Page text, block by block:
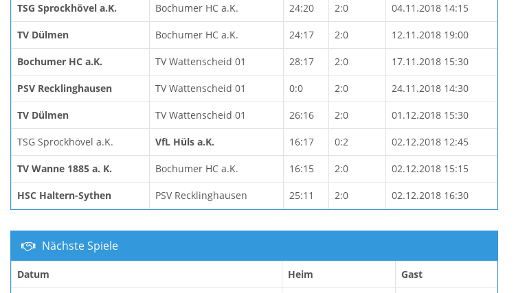
TSG Sprockhövel a.K. Bochumer HC a.K. 24:20 2:0 04.11.2018 14:15
TV Dülmen Bochumer HC a.K. 24:17 2:0 12.11.2018 19:00
Bochumer HC a.K. TV Wattenscheid 01 28:17 2:0 17.11.2018 15:30
PSV Recklinghausen TV Wattenscheid 01 0:0 2:0 24.11.2018 14:30
TV Dülmen TV Wattenscheid 01 26:16 2:0 01.12.2018 15:30
TSG Sprockhövel a.K. VfL Hüls a.K. 16:17 0:2 02.12.2018 12:45
TV Wanne 1885 a. K. Bochumer HC a.K. 16:15 2:0 02.12.2018 15:15
HSC Haltern-Sythen PSV Recklinghausen 25:11 2:0 02.12.2018 16:30
Nächste Spiele
Datum Heim Gast